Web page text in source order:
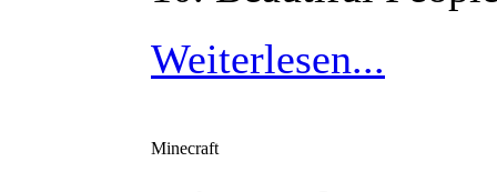
Weiterlesen...
Minecraft